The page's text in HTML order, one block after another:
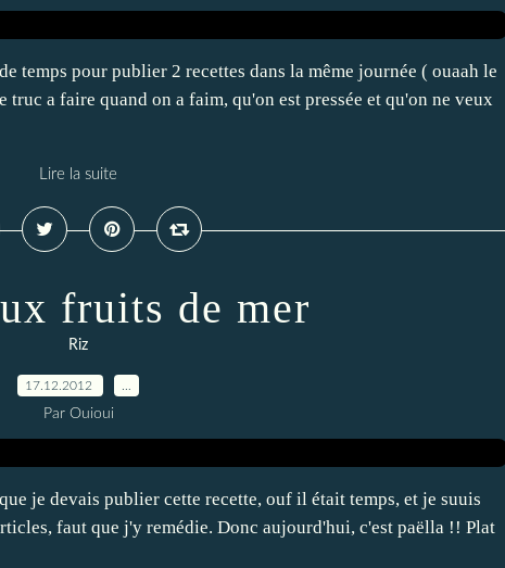
temps pour publier 2 recettes dans la même journée ( ouaah le
a faire quand on a faim, qu'on est pressée et qu'on ne veux
Lire la suite
fruits de mer
Riz
17.12.2012
Par Ouioui
je devais publier cette recette, ouf il était temps, et je suuis
faut que j'y remédie. Donc aujourd'hui, c'est paëlla !! Plat